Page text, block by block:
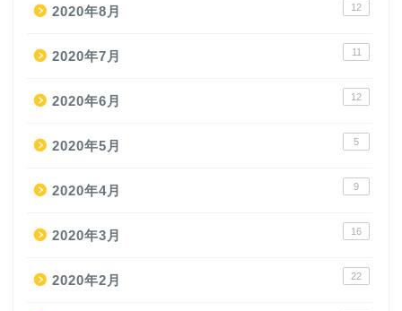
2020年8月 12
2020年7月 11
2020年6月 12
2020年5月 5
2020年4月 9
2020年3月 16
2020年2月 22